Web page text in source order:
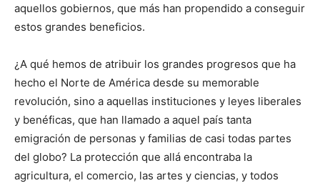
aquellos gobiernos, que más han propendido a conseguir
estos grandes beneficios.
¿A qué hemos de atribuir los grandes progresos que ha
hecho el Norte de América desde su memorable
revolución, sino a aquellas instituciones y leyes liberales
y benéficas, que han llamado a aquel país tanta
emigración de personas y familias de casi todas partes
del globo? La protección que allá encontraba la
agricultura, el comercio, las artes y ciencias, y todos